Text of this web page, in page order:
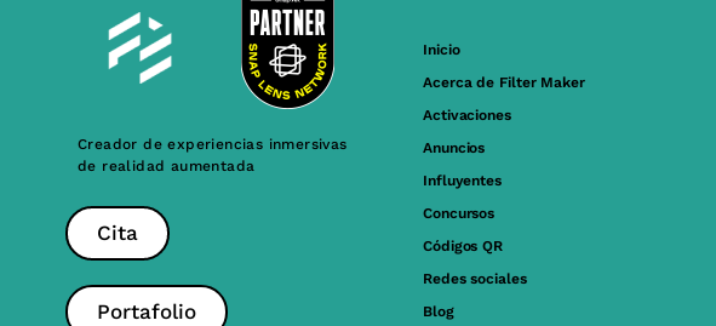
Creador de experiencias inmersivas
de realidad aumentada
Cita
Portafolio
Inicio
Acerca de Filter Maker
Activaciones
Anuncios
Influyentes
Concursos
Códigos QR
Redes sociales
Blog